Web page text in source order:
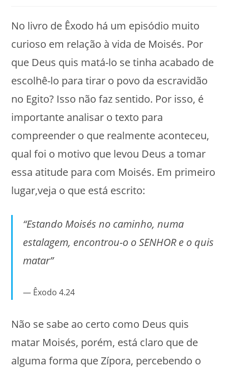
No livro de Êxodo há um episódio muito
curioso em relação à vida de Moisés. Por
que Deus quis matá-lo se tinha acabado de
escolhê-lo para tirar o povo da escravidão
no Egito? Isso não faz sentido. Por isso, é
importante analisar o texto para
compreender o que realmente aconteceu,
qual foi o motivo que levou Deus a tomar
essa atitude para com Moisés. Em primeiro
lugar,veja o que está escrito:
“Estando Moisés no caminho, numa
estalagem, encontrou-o o SENHOR e o quis
matar”
Êxodo 4.24
Não se sabe ao certo como Deus quis
matar Moisés, porém, está claro que de
alguma forma que Zípora, percebendo o